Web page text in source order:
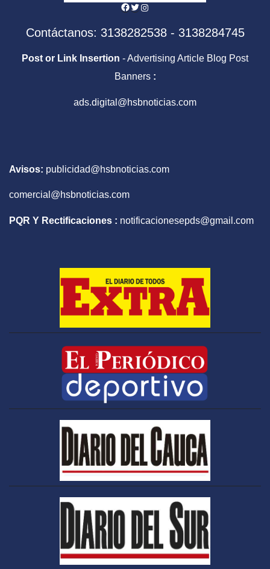
Facebook
Twitter
Instagram
Contáctanos: 3138282538 - 3138284745
Post or Link Insertion - Advertising Article Blog Post
Banners :
ads.digital@hsbnoticias.com
Avisos: publicidad@hsbnoticias.com
comercial@hsbnoticias.com
PQR Y Rectificaciones : notificacionesepds@gmail.com